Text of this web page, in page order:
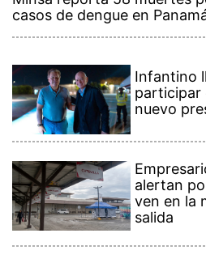
casos de dengue en
Infantino
participar
nuevo
alertan
ven en la
salida